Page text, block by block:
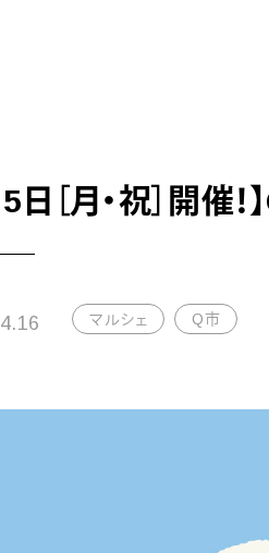
5日［月・祝］開催
マルシェ Q市